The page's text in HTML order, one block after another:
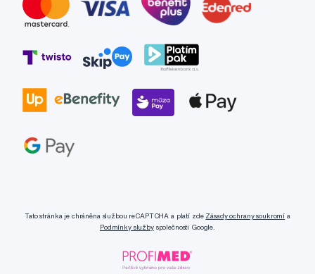
Tato stránka je chráněna službou reCAPTCHA a platí zde Zásady ochrany soukromí a
Podmínky službyspolečnosti Google.